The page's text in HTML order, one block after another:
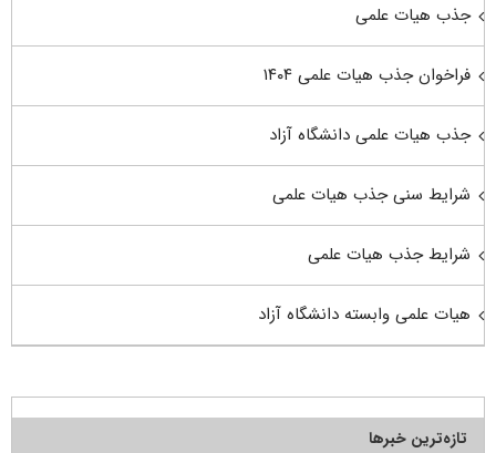
جذب هیات علمی
فراخوان جذب هیات علمی ۱۴۰۴
جذب هیات علمی دانشگاه آزاد
شرایط سنی جذب هیات علمی
شرایط جذب هیات علمی
هیات علمی وابسته دانشگاه آزاد
تازه‌ترین خبرها